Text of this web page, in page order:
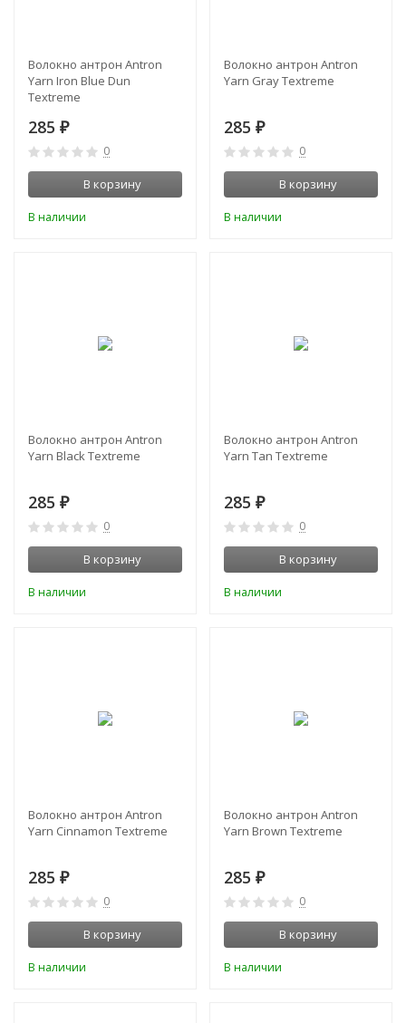
Волокно антрон Antron
Yarn Iron Blue Dun
Textreme
285 ₽
0
В корзину
В наличии
Волокно антрон Antron
Yarn Gray Textreme
285 ₽
0
В корзину
В наличии
Волокно антрон Antron
Yarn Black Textreme
285 ₽
0
В корзину
В наличии
Волокно антрон Antron
Yarn Tan Textreme
285 ₽
0
В корзину
В наличии
Волокно антрон Antron
Yarn Cinnamon Textreme
285 ₽
0
В корзину
В наличии
Волокно антрон Antron
Yarn Brown Textreme
285 ₽
0
В корзину
В наличии